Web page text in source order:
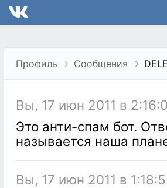
Профиль Сообщения
Вы, 17 июн 2011 в
Это анти-спам бот.
называется наша
Вы, 17 июн 2011 в